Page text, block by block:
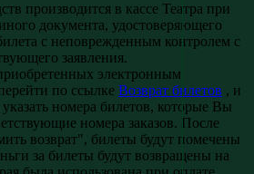
производится в кассе Театра при
документа, удостоверяющего
с неповрежденным контролем с
заявления.
электронным
по ссылке Возврат билетов , и
номера билетов, которые Вы
номера заказов. После
возврат", билеты будут помечены
за билеты будут возвращены на